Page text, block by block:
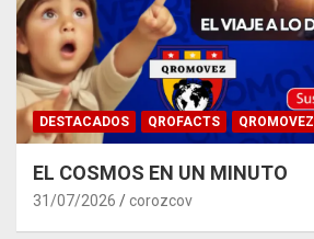
DESTACADOS QROFACTS QROMOVEZ
EL COSMOS EN UN MINUTO
31/07/2026 corozcov